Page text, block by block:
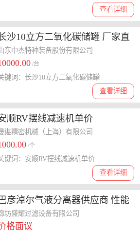
查看详细
沙10立方二氧化碳储罐 厂家直
东中杰特种装备股份有限公司
/台
查看详细
键词：长沙10立方二氧化碳储罐
顺RV摆线减速机单价
谌精密机械（上海）有限公司
/个
查看详细
键词：安顺RV摆线减速机单价
彦淖尔气液分离器供应商 性能
定
坊盛耀过滤设备有限公司
格面议